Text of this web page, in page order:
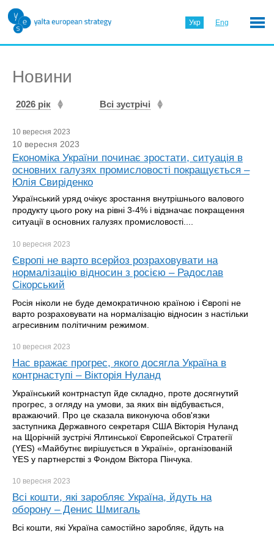
Укр Eng
Новини
2026 рік Всі зустрічі
10 вересня 2023
10 вересня 2023
Економіка України починає зростати, ситуація в
основних галузях промисловості покращується –
Юлія Свиріденко
Український уряд очікує зростання внутрішнього валового
продукту цього року на рівні 3-4% і відзначає покращення
ситуації в основних галузях промисловості....
10 вересня 2023
Європі не варто всерйоз розраховувати на
нормалізацію відносин з росією – Радослав
Сікорський
Росія ніколи не буде демократичною країною і Європі не
варто розраховувати на нормалізацію відносин з настільки
агресивним політичним режимом.
10 вересня 2023
Нас вражає прогрес, якого досягла Україна в
контрнаступі – Вікторія Нуланд
Український контрнаступ йде складно, проте досягнутий
прогрес, з огляду на умови, за яких він відбувається,
вражаючий. Про це сказала виконуюча обов'язки
заступника Державного секретаря США Вікторія Нуланд
на Щорічній зустрічі Ялтинської Європейської Стратегії
(YES) «Майбутнє вирішується в Україні», організованій
YES у партнерстві з Фондом Віктора Пінчука.
10 вересня 2023
Всі кошти, які заробляє Україна, йдуть на
оборону – Денис Шмигаль
Всі кошти, які Україна самостійно заробляє, йдуть на